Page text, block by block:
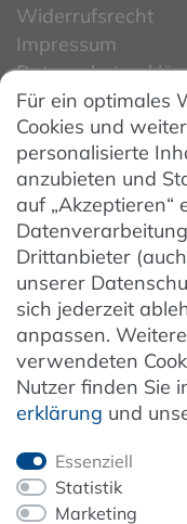
Widerrufsrecht
Impressum
AGB
Barrierefreiheit
Hinweise zur
Entsorgung von
Vertrag
Newsletter
Jetzt anmelden
Für ein optimales
Cookies und
personalisierte
anzubieten und
auf „Akzeptieren“
Drittanbieter
unserer
sich jederzeit
anpassen.
verwendeten
Nutzer finden Sie
erklärung und
Essenziell
Statistik
Marketing